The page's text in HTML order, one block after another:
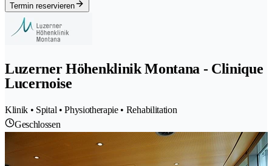
Termin reservieren
Luzerner Höhenklinik Montana - Clinique
Lucernoise
Klinik • Spital • Physiotherapie • Rehabilitation
Geschlossen